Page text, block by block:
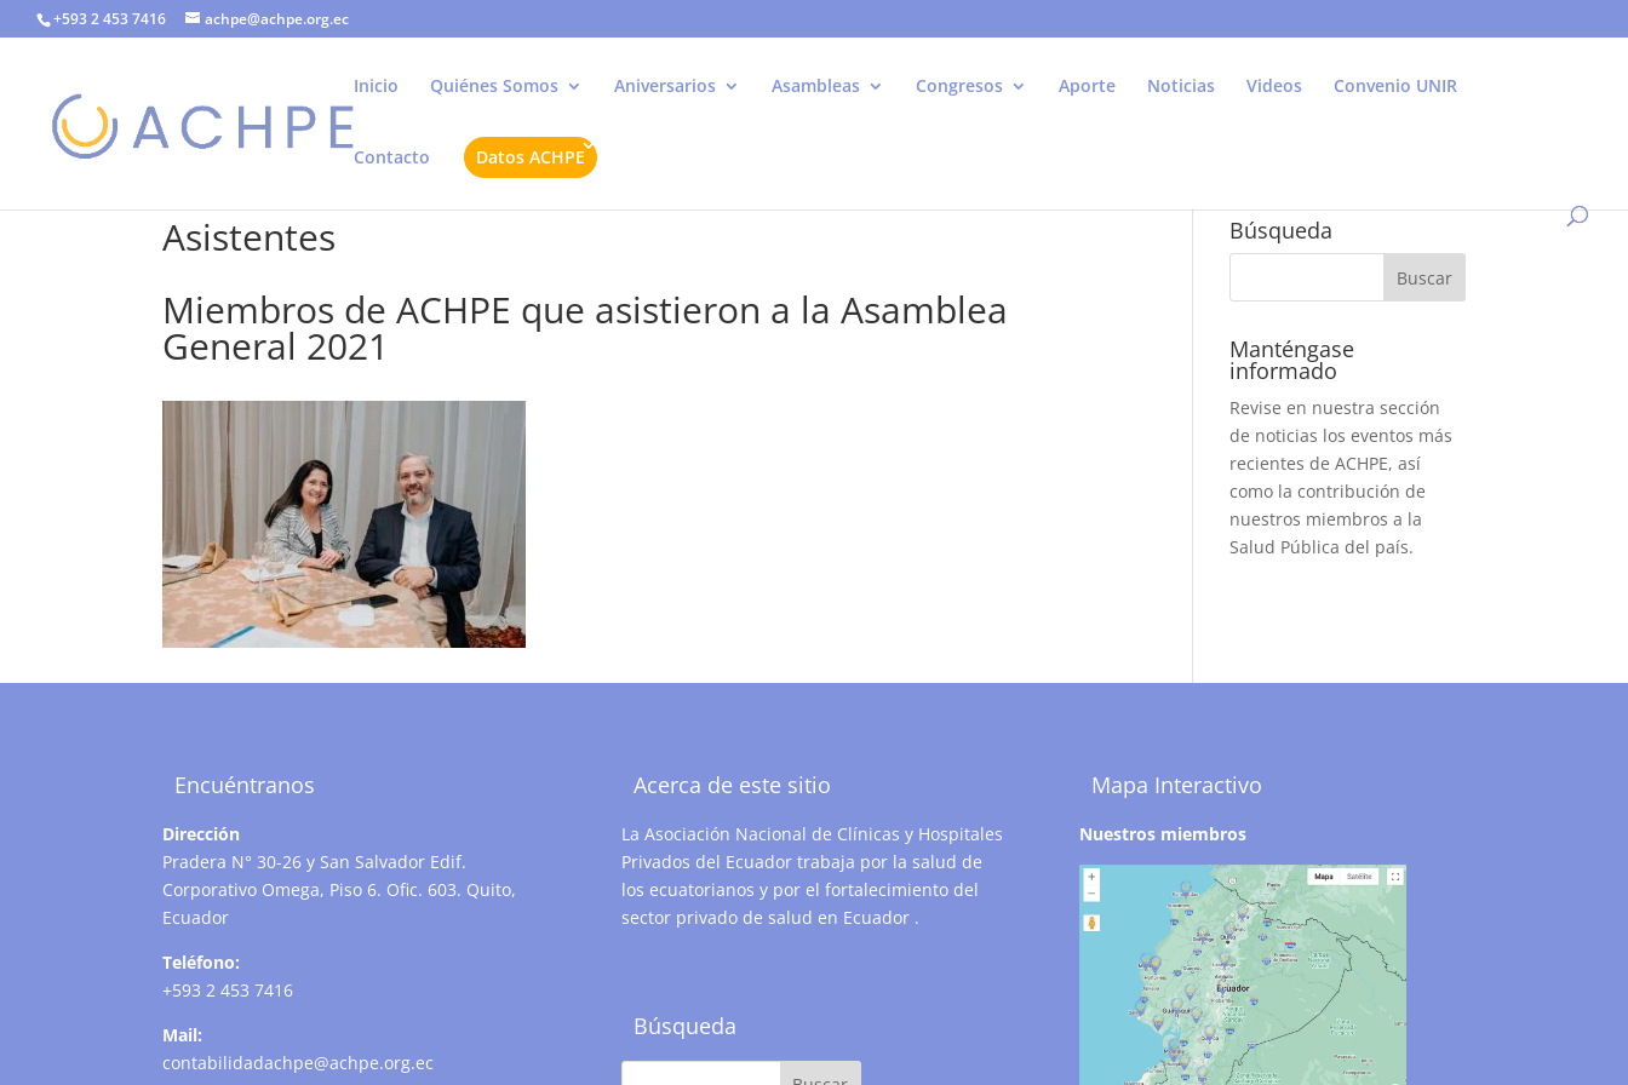
+593 2 453 7416 achpe@achpe.org.ec
Inicio Quiénes Somos Aniversarios Asambleas Congresos Aporte Noticias Videos Convenio UNIR
Contacto Datos ACHPE
Asistentes
Miembros de ACHPE que asistieron a la Asamblea
General 2021
Búsqueda
Manténgase
informado
Revise en nuestra sección
de noticias los eventos más
recientes de ACHPE, así
como la contribución de
nuestros miembros a la
Salud Pública del país.
Encuéntranos
Dirección
Pradera N° 30-26 y San Salvador Edif.
Corporativo Omega, Piso 6. Ofic. 603. Quito,
Ecuador
Teléfono:
+593 2 453 7416
Mail:
contabilidadachpe@achpe.org.ec
Acerca de este sitio
La Asociación Nacional de Clínicas y Hospitales
Privados del Ecuador trabaja por la salud de
los ecuatorianos y por el fortalecimiento del
sector privado de salud en Ecuador .
Búsqueda
Mapa Interactivo
Nuestros miembros